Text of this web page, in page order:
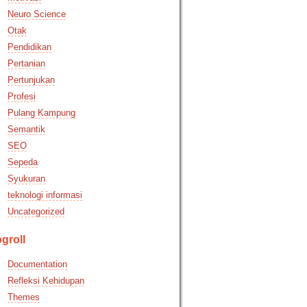
Neuro Science
Otak
Pendidikan
Pertanian
Pertunjukan
Profesi
Pulang Kampung
Semantik
SEO
Sepeda
Syukuran
teknologi informasi
Uncategorized
Documentation
Refleksi Kehidupan
Themes